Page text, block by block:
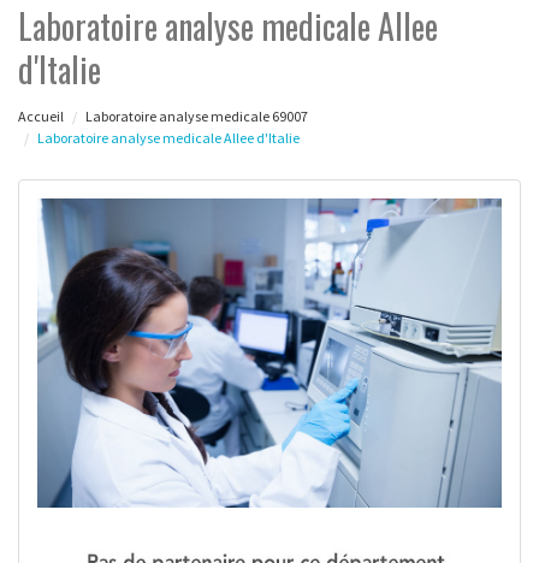
Laboratoire analyse medicale Allee
d'Italie
Accueil
Laboratoire analyse medicale 69007
Laboratoire analyse medicale Allee d'Italie